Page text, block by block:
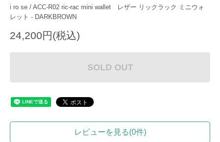
i ro se / ACC-R02 ric-rac mini wallet レザー リックラック ミニウォ
レット - DARKBROWN
24,200円(税込)
SOLD OUT
レビューを見る(0件)